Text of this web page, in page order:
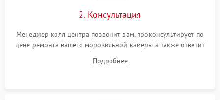
2. Консультация
Менеджер колл центра позвонит вам, проконсультирует по
цене ремонта вашего морозильной камеры а также ответит
Подробнее